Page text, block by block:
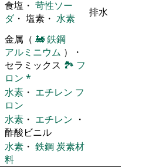
食塩・ 苛性ソー
ダ・ 塩素・ 水素 排水
金属（ 🚂鉄鋼
アルミニウム ）・
セラミックス 🏞 フ
ロン *
水素 ・ エチレン フ
ロン
水素 ・ エチレン ・
酢酸ビニル
水素 ・ 鉄鋼炭素材
料